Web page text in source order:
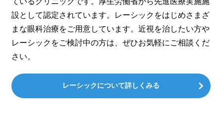
設として認定されています。レーシックをはじめさまざ
まな眼科治療をご用意しています。近視を治したい方や
レーシックをご検討中の方は、ぜひお気軽にご相談くだ
さい。
レーシックについて詳しくみる